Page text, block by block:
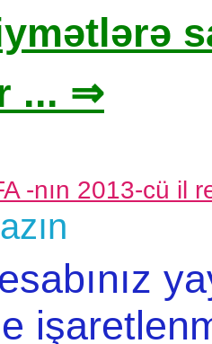
... ⇒
-nın 2013-cü il